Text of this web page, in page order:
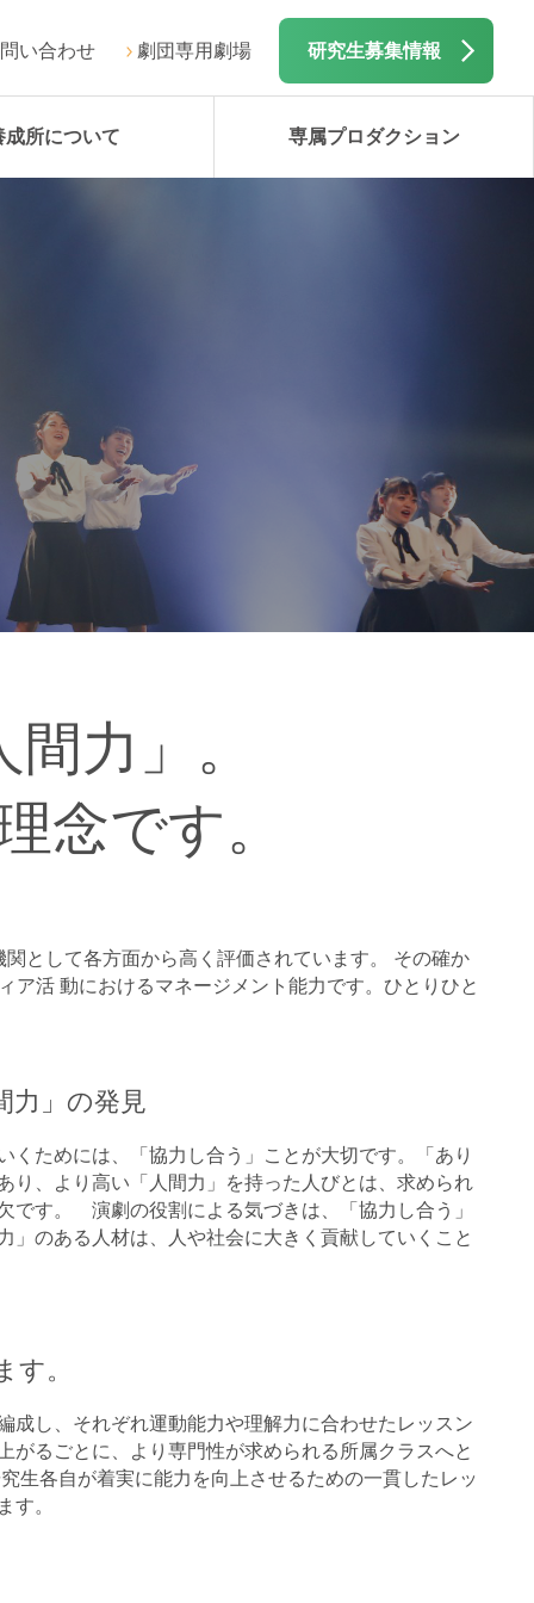
い合わせ 劇団専用劇場 研究生募集情報
成所について 専属プロダクション
力」。
念です。
として各方面から高く評価されています。 その確か
活 動におけるマネージメント能力です。ひとりひと
力」の発見
くためには、「協力し合う」ことが大切です。「あり
り、より高い「人間力」を持った人びとは、求められ
です。 演劇の役割による気づきは、「協力し合う」
」のある人材は、人や社会に大きく貢献していくこと
。
成し、それぞれ運動能力や理解力に合わせたレッスン
がるごとに、より専門性が求められる所属クラスへと
生各自が着実に能力を向上させるための一貫したレッ
す。